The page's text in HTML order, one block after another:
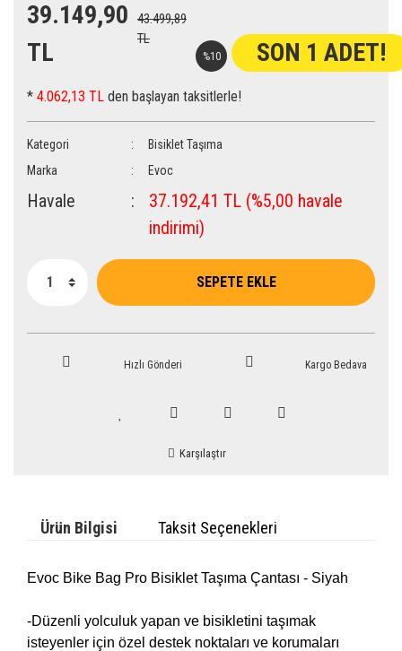
39.149,90
TL
43.499,89
TL
%10 SON 1 ADET!
* 4.062,13 TL den başlayan taksitlerle!
Kategori
Bisiklet Taşıma
Marka
Evoc
Havale
37.192,41 TL (%5,00 havale
indirimi)
SEPETE EKLE
Hızlı Gönderi Kargo Bedava
Karşılaştır
Ürün Bilgisi Taksit Seçenekleri
Evoc Bike Bag Pro Bisiklet Taşıma Çantası - Siyah
-Düzenli yolculuk yapan ve bisikletini taşımak
isteyenler için özel destek noktaları ve korumaları